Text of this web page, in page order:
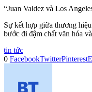
“Juan Valdez và Los
Sự kết hợp giữa thương
bước đi đậm chất văn hóa
tin tức
0 FacebookTwitterPinterest